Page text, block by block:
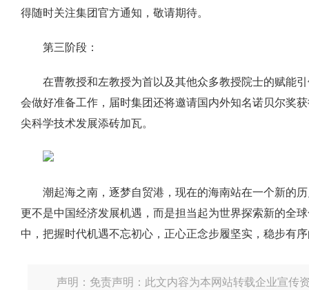
得随时关注集团官方通知，敬请期待。
第三阶段：
在曹教授和左教授为首以及其他众多教授院士的赋能
会做好准备工作，届时集团还将邀请国内外知名诺贝尔奖
尖科学技术发展添砖加瓦。
潮起海之南，逐梦自贸港，现在的海南站在一个新的
更不是中国经济发展机遇，而是担当起为世界探索新的全
中，把握时代机遇不忘初心，正心正念步履坚实，稳步有
声明：免责声明：此文内容为本网站转载企业宣传